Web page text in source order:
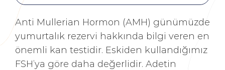
Anti Mullerian Hormon (AMH) günümüzde
yumurtalık rezervi hakkında bilgi veren en
önemli kan testidir. Eskiden kullandığımız
FSH’ya göre daha değerlidir. Adetin